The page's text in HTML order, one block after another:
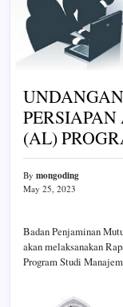
(AL)
By mongoding
May 25, 2023
Badan Penjaminan
akan melaksanakan
Program Studi